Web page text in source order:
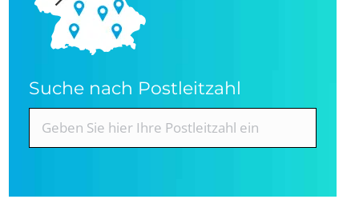
Suche nach Postleitzahl